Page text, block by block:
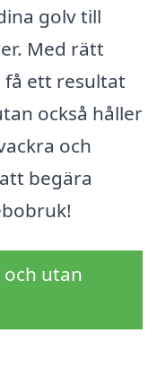
golv till
Med rätt
få ett resultat
också håller
och
begära
utan